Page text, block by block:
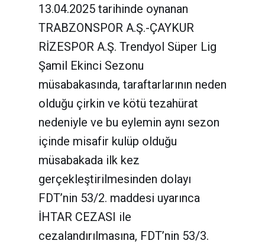
13.04.2025 tarihinde oynanan
TRABZONSPOR A.Ş.-ÇAYKUR
RİZESPOR A.Ş. Trendyol Süper Lig
Şamil Ekinci Sezonu
müsabakasında, taraftarlarının neden
olduğu çirkin ve kötü tezahürat
nedeniyle ve bu eylemin aynı sezon
içinde misafir kulüp olduğu
müsabakada ilk kez
gerçekleştirilmesinden dolayı
FDT’nin 53/2. maddesi uyarınca
İHTAR CEZASI ile
cezalandırılmasına, FDT’nin 53/3.